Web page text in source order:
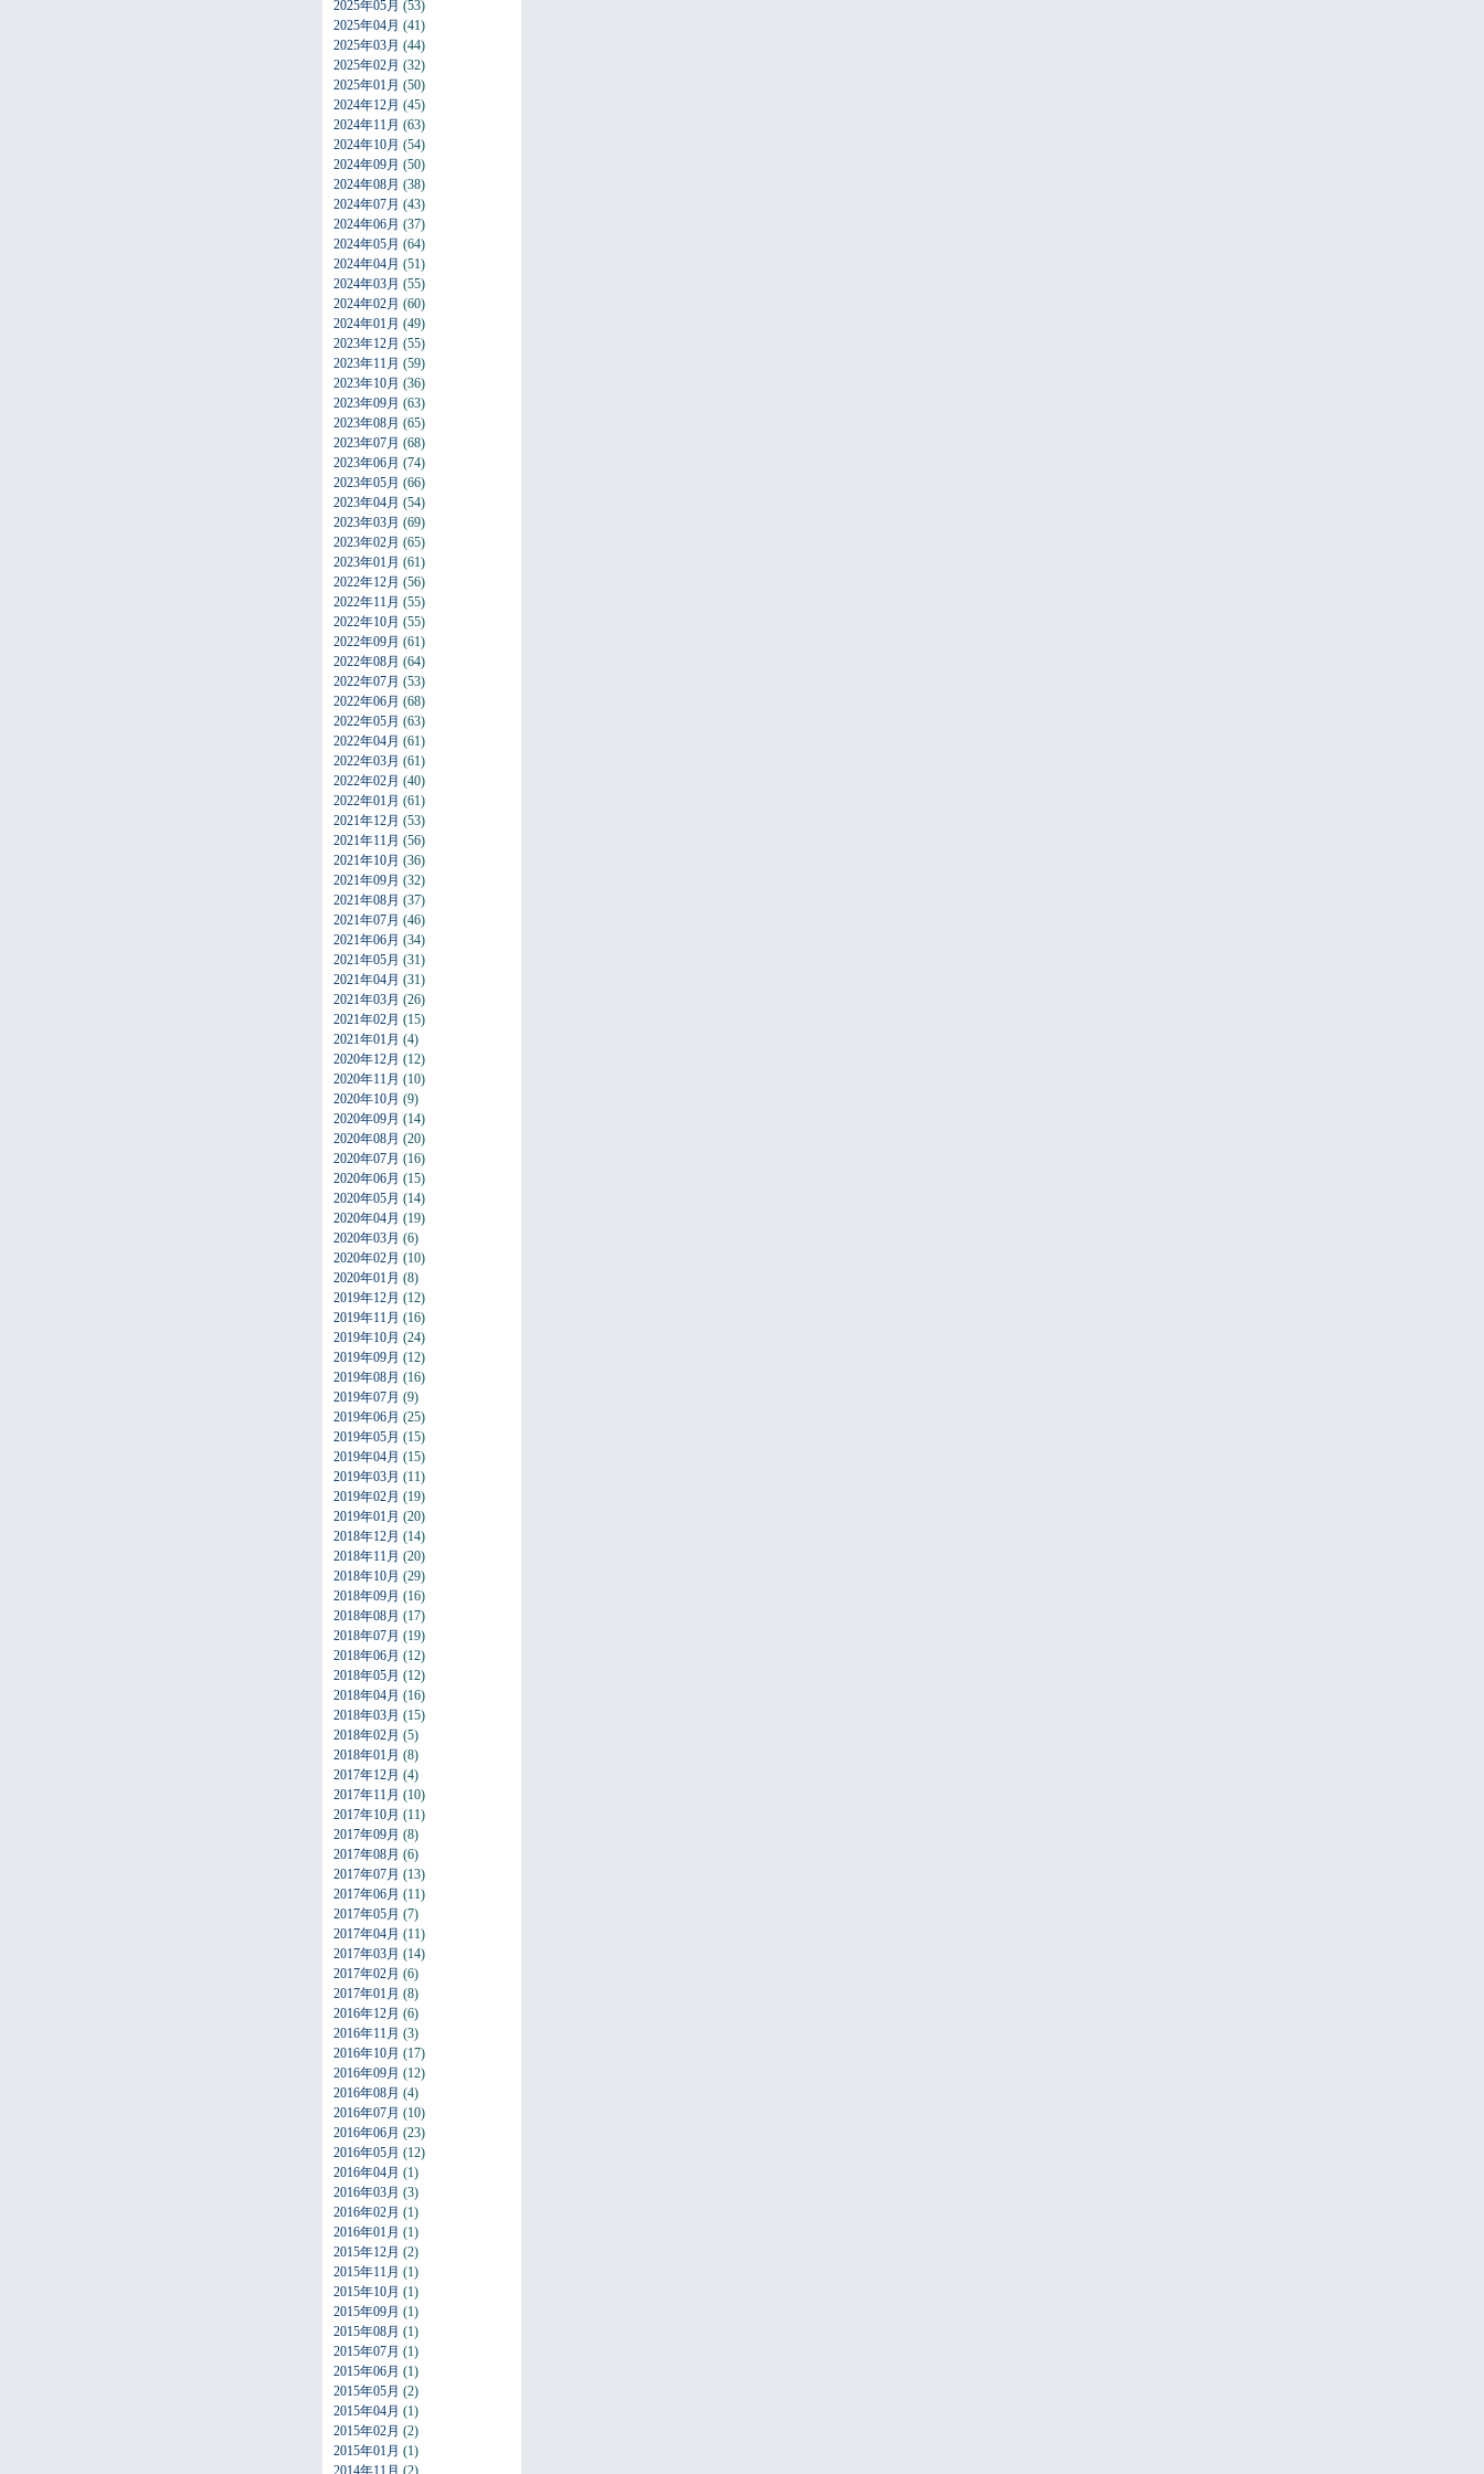
2025年05月 (53)
2025年04月 (41)
2025年03月 (44)
2025年02月 (32)
2025年01月 (50)
2024年12月 (45)
2024年11月 (63)
2024年10月 (54)
2024年09月 (50)
2024年08月 (38)
2024年07月 (43)
2024年06月 (37)
2024年05月 (64)
2024年04月 (51)
2024年03月 (55)
2024年02月 (60)
2024年01月 (49)
2023年12月 (55)
2023年11月 (59)
2023年10月 (36)
2023年09月 (63)
2023年08月 (65)
2023年07月 (68)
2023年06月 (74)
2023年05月 (66)
2023年04月 (54)
2023年03月 (69)
2023年02月 (65)
2023年01月 (61)
2022年12月 (56)
2022年11月 (55)
2022年10月 (55)
2022年09月 (61)
2022年08月 (64)
2022年07月 (53)
2022年06月 (68)
2022年05月 (63)
2022年04月 (61)
2022年03月 (61)
2022年02月 (40)
2022年01月 (61)
2021年12月 (53)
2021年11月 (56)
2021年10月 (36)
2021年09月 (32)
2021年08月 (37)
2021年07月 (46)
2021年06月 (34)
2021年05月 (31)
2021年04月 (31)
2021年03月 (26)
2021年02月 (15)
2021年01月 (4)
2020年12月 (12)
2020年11月 (10)
2020年10月 (9)
2020年09月 (14)
2020年08月 (20)
2020年07月 (16)
2020年06月 (15)
2020年05月 (14)
2020年04月 (19)
2020年03月 (6)
2020年02月 (10)
2020年01月 (8)
2019年12月 (12)
2019年11月 (16)
2019年10月 (24)
2019年09月 (12)
2019年08月 (16)
2019年07月 (9)
2019年06月 (25)
2019年05月 (15)
2019年04月 (15)
2019年03月 (11)
2019年02月 (19)
2019年01月 (20)
2018年12月 (14)
2018年11月 (20)
2018年10月 (29)
2018年09月 (16)
2018年08月 (17)
2018年07月 (19)
2018年06月 (12)
2018年05月 (12)
2018年04月 (16)
2018年03月 (15)
2018年02月 (5)
2018年01月 (8)
2017年12月 (4)
2017年11月 (10)
2017年10月 (11)
2017年09月 (8)
2017年08月 (6)
2017年07月 (13)
2017年06月 (11)
2017年05月 (7)
2017年04月 (11)
2017年03月 (14)
2017年02月 (6)
2017年01月 (8)
2016年12月 (6)
2016年11月 (3)
2016年10月 (17)
2016年09月 (12)
2016年08月 (4)
2016年07月 (10)
2016年06月 (23)
2016年05月 (12)
2016年04月 (1)
2016年03月 (3)
2016年02月 (1)
2016年01月 (1)
2015年12月 (2)
2015年11月 (1)
2015年10月 (1)
2015年09月 (1)
2015年08月 (1)
2015年07月 (1)
2015年06月 (1)
2015年05月 (2)
2015年04月 (1)
2015年02月 (2)
2015年01月 (1)
2014年11月 (2)